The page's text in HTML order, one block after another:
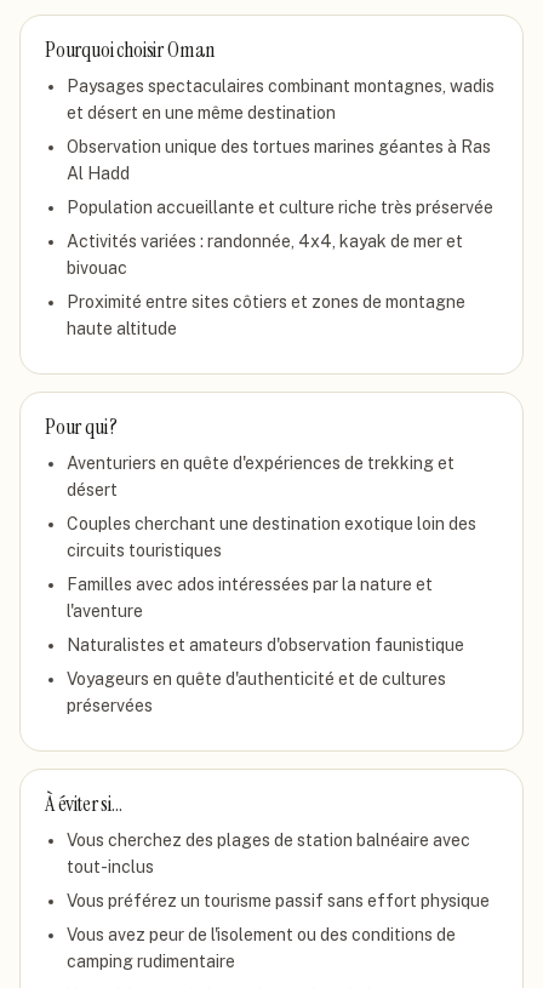
Pourquoi choisirOman
Paysages spectaculaires combinant montagnes, wadis
et désert en une même destination
Observation unique des tortues marines géantes à Ras
Al Hadd
Population accueillante et culture riche très préservée
Activités variées : randonnée, 4x4, kayak de mer et
bivouac
Proximité entre sites côtiers et zones de montagne
haute altitude
Pour qui ?
Aventuriers en quête d'expériences de trekking et
désert
Couples cherchant une destination exotique loin des
circuits touristiques
Familles avec ados intéressées par la nature et
l'aventure
Naturalistes et amateurs d'observation faunistique
Voyageurs en quête d'authenticité et de cultures
préservées
À éviter si…
Vous cherchez des plages de station balnéaire avec
tout-inclus
Vous préférez un tourisme passif sans effort physique
Vous avez peur de l'isolement ou des conditions de
camping rudimentaire